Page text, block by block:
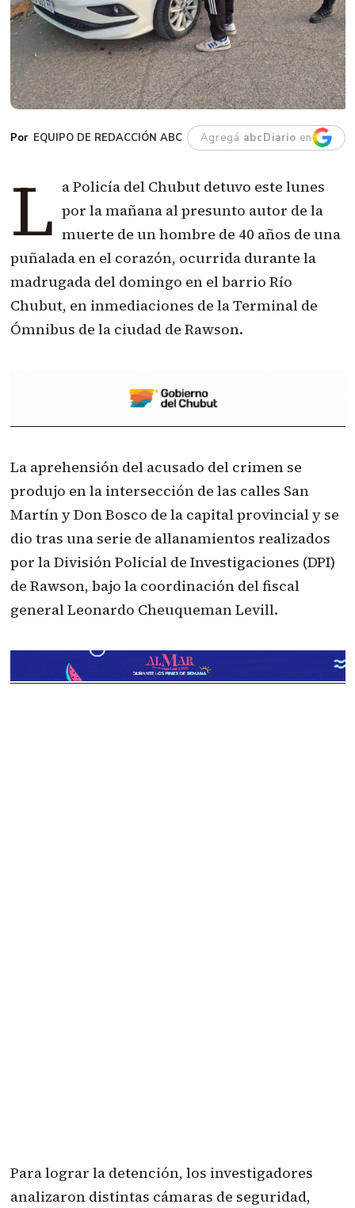
EQUIPO DE REDACCIÓN ABC Agregá abcDiario en
L a Policía del Chubut detuvo este lunes
por la mañana al presunto autor de la
muerte de un hombre de 40 años de una
puñalada en el corazón, ocurrida durante la
madrugada del domingo en el barrio Río
Chubut, en inmediaciones de la Terminal de
Ómnibus de la ciudad de Rawson.
La aprehensión del acusado del crimen se
produjo en la intersección de las calles San
Martín y Don Bosco de la capital provincial y se
dio tras una serie de allanamientos realizados
por la División Policial de Investigaciones (DPI)
de Rawson, bajo la coordinación del fiscal
general Leonardo Cheuqueman Levill.
Para lograr la detención, los investigadores
analizaron distintas cámaras de seguridad,